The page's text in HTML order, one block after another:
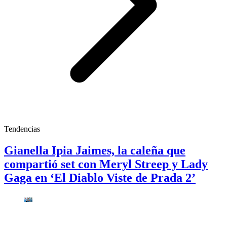
Tendencias
Gianella Ipia Jaimes, la caleña que
compartió set con Meryl Streep y Lady
Gaga en ‘El Diablo Viste de Prada 2’